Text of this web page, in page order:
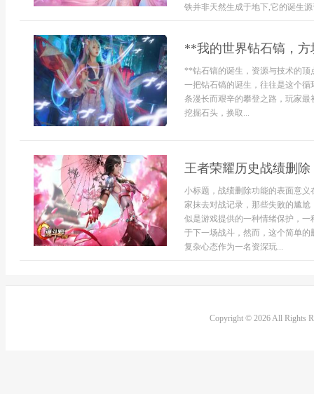
铁并非天然生成于地下,它的诞生源
**我的世界钻石镐，
**钻石镐的诞生，资源与技术的
一把钻石镐的诞生，往往是这个
条漫长而艰辛的攀登之路，玩家
挖掘石头，换取...
王者荣耀历史战绩删
小标题，战绩删除功能的表面意
家抹去对战记录，那些失败的尴
似是游戏提供的一种情绪保护，
于下一场战斗，然而，这个简单
复杂心态作为一名资深玩...
Copyright © 2026 All Rights